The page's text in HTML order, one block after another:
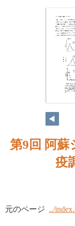
第9回 阿蘇
疫
元のページ ../